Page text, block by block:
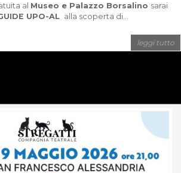
al Museo e Palazzo Borsalino sarai
UPO-AL alla scoperta di...
leggi tutto